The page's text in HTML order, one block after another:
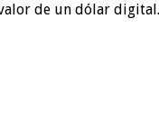
de un dólar digital.